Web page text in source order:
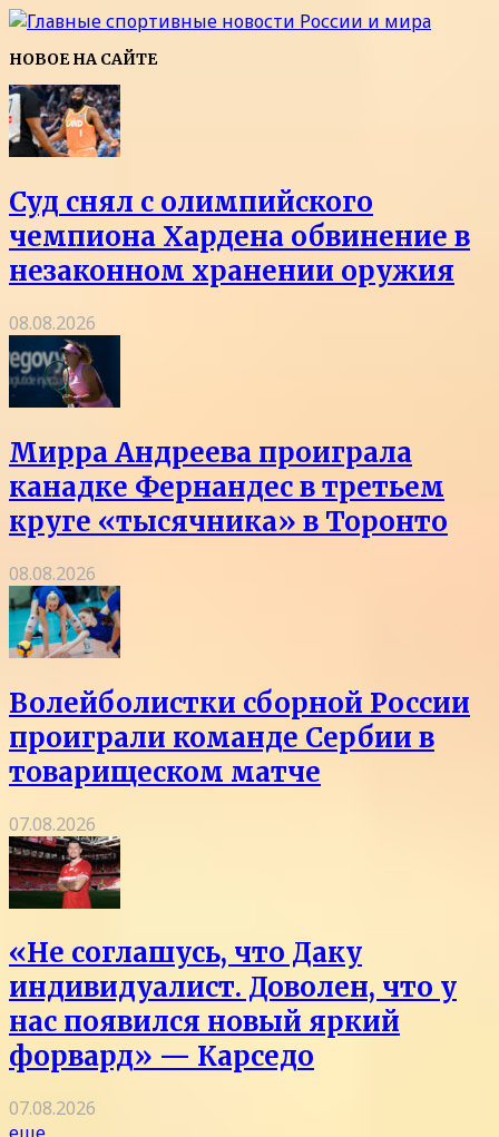
НОВОЕ НА САЙТЕ
Суд снял с олимпийского
чемпиона Хардена обвинение в
незаконном хранении оружия
08.08.2026
Мирра Андреева проиграла
канадке Фернандес в третьем
круге «тысячника» в Торонто
08.08.2026
Волейболистки сборной России
проиграли команде Сербии в
товарищеском матче
07.08.2026
«Не соглашусь, что Даку
индивидуалист. Доволен, что у
нас появился новый яркий
форвард» — Карседо
07.08.2026